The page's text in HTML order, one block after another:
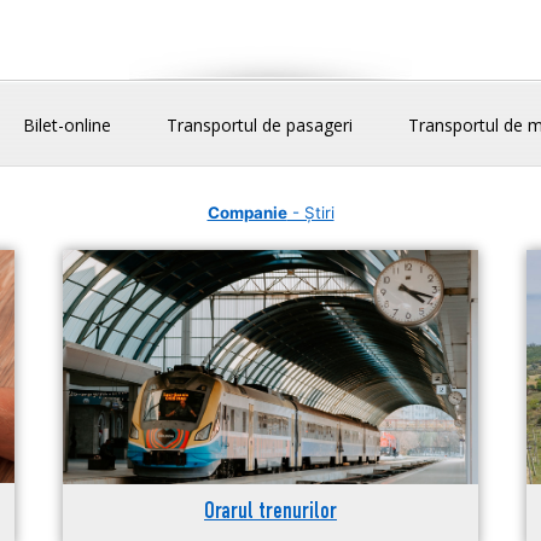
Bilet-online Transportul de pasageri Transportul de
Companie- Știri
Orarul trenurilor